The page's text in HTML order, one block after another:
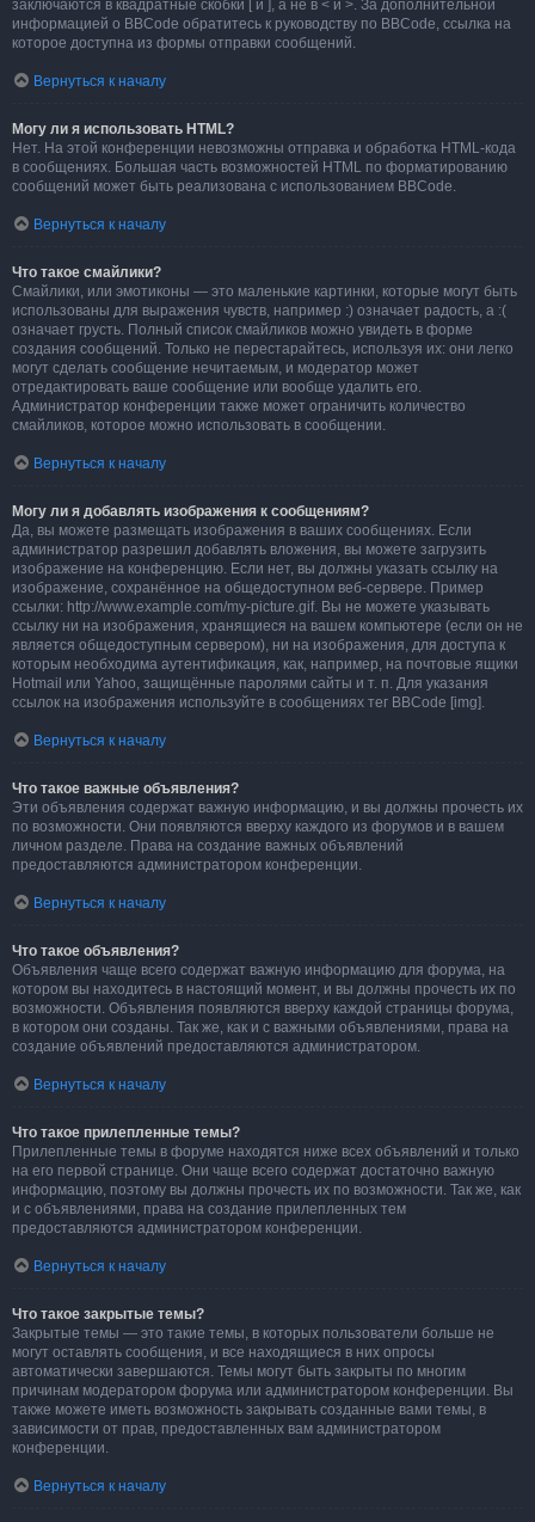
заключаются в квадратные скобки [ и ], а не в < и >. За дополнительной
информацией о BBCode обратитесь к руководству по BBCode, ссылка на
которое доступна из формы отправки сообщений.
Вернуться к началу
Могу ли я использовать HTML?
Нет. На этой конференции невозможны отправка и обработка HTML-кода
в сообщениях. Большая часть возможностей HTML по форматированию
сообщений может быть реализована с использованием BBCode.
Вернуться к началу
Что такое смайлики?
Смайлики, или эмотиконы — это маленькие картинки, которые могут быть
использованы для выражения чувств, например :) означает радость, а :(
означает грусть. Полный список смайликов можно увидеть в форме
создания сообщений. Только не перестарайтесь, используя их: они легко
могут сделать сообщение нечитаемым, и модератор может
отредактировать ваше сообщение или вообще удалить его.
Администратор конференции также может ограничить количество
смайликов, которое можно использовать в сообщении.
Вернуться к началу
Могу ли я добавлять изображения к сообщениям?
Да, вы можете размещать изображения в ваших сообщениях. Если
администратор разрешил добавлять вложения, вы можете загрузить
изображение на конференцию. Если нет, вы должны указать ссылку на
изображение, сохранённое на общедоступном веб-сервере. Пример
ссылки: http://www.example.com/my-picture.gif. Вы не можете указывать
ссылку ни на изображения, хранящиеся на вашем компьютере (если он не
является общедоступным сервером), ни на изображения, для доступа к
которым необходима аутентификация, как, например, на почтовые ящики
Hotmail или Yahoo, защищённые паролями сайты и т. п. Для указания
ссылок на изображения используйте в сообщениях тег BBCode [img].
Вернуться к началу
Что такое важные объявления?
Эти объявления содержат важную информацию, и вы должны прочесть их
по возможности. Они появляются вверху каждого из форумов и в вашем
личном разделе. Права на создание важных объявлений
предоставляются администратором конференции.
Вернуться к началу
Что такое объявления?
Объявления чаще всего содержат важную информацию для форума, на
котором вы находитесь в настоящий момент, и вы должны прочесть их по
возможности. Объявления появляются вверху каждой страницы форума,
в котором они созданы. Так же, как и с важными объявлениями, права на
создание объявлений предоставляются администратором.
Вернуться к началу
Что такое прилепленные темы?
Прилепленные темы в форуме находятся ниже всех объявлений и только
на его первой странице. Они чаще всего содержат достаточно важную
информацию, поэтому вы должны прочесть их по возможности. Так же, как
и с объявлениями, права на создание прилепленных тем
предоставляются администратором конференции.
Вернуться к началу
Что такое закрытые темы?
Закрытые темы — это такие темы, в которых пользователи больше не
могут оставлять сообщения, и все находящиеся в них опросы
автоматически завершаются. Темы могут быть закрыты по многим
причинам модератором форума или администратором конференции. Вы
также можете иметь возможность закрывать созданные вами темы, в
зависимости от прав, предоставленных вам администратором
конференции.
Вернуться к началу